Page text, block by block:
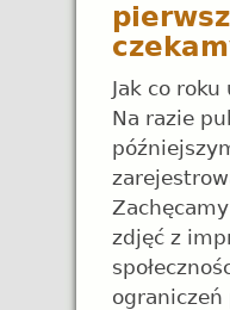
Jak co
Na razie
zdjęć z
ograniczeń